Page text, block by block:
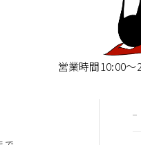
営業時間10:00